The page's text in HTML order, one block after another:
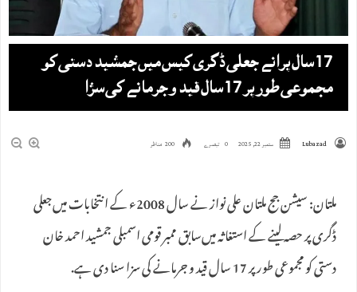
17 سال پرانے جعلی ڈگری کیس میں‌ جمشید دستی کو
مجموعی طور پر 17 سال قید و جرمانے کی سزا
Lubazad ستمبر 22, 2025 0 تبصرے 200 مناظر
ملتان: سیشن جج ملتان علی نواز نے سال 2008ء کے انتخابات میں‌جعلی
ڈگری پر حصہ لینے کے استغاثہ میں‌سابق ممبر قومی اسمبلی جمشید احمد خان
دستی کو مجموعی طور پر 17 سال قید و جرمانے کی سزا سنا دی ہے.